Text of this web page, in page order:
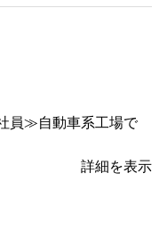
員≫自動車系工場で
詳細を表示